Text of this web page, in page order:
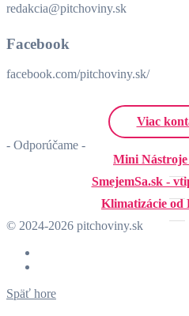
redakcia@pitchoviny.sk
Facebook
facebook.com/pitchoviny.sk/
Viac
- Odporúčame -
Mini Nástroje
SmejemSa.sk -
Klimatizácie od
© 2024-2026 pitchoviny.sk
Späť hore